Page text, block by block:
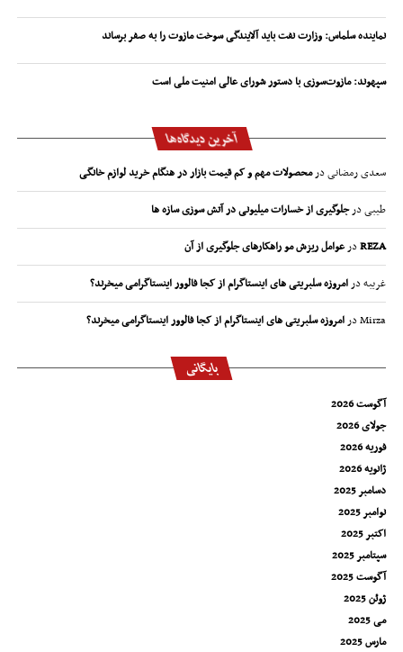
نماینده سلماس: وزارت نفت باید آلایندگی سوخت مازوت را به صفر برساند
سپهوند:‌ مازوت‌سوزی با دستور شورای عالی امنیت ملی است
آخرین دیدگاه‌ها
سعدی رمضانیدرمحصولات مهم و کم قیمت بازار در هنگام خرید لوازم خانگی
طیبیدرجلوگیری از خسارات میلیونی در آتش سوزی سازه ها
REZAدرعوامل ریزش مو راهکارهای جلوگیری از آن
غریبهدرامروزه سلبریتی های اینستاگرام از کجا فالوور اینستاگرامی میخرند؟
Mirzaدرامروزه سلبریتی های اینستاگرام از کجا فالوور اینستاگرامی میخرند؟
بایگانی
آگوست 2026
جولای 2026
فوریه 2026
ژانویه 2026
دسامبر 2025
نوامبر 2025
اکتبر 2025
سپتامبر 2025
آگوست 2025
ژوئن 2025
می 2025
مارس 2025